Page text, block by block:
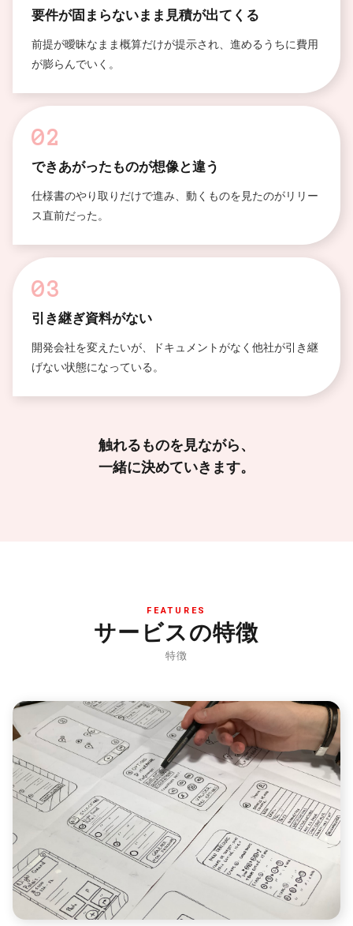
要件が固まらないまま見積が出てくる
前提が曖昧なまま概算だけが提示され、進めるうちに費用
が膨らんでいく。
02
できあがったものが想像と違う
仕様書のやり取りだけで進み、動くものを見たのがリリー
ス直前だった。
03
引き継ぎ資料がない
開発会社を変えたいが、ドキュメントがなく他社が引き継
げない状態になっている。
触れるものを見ながら、
一緒に決めていきます。
FEATURES
サービスの特徴
特徴